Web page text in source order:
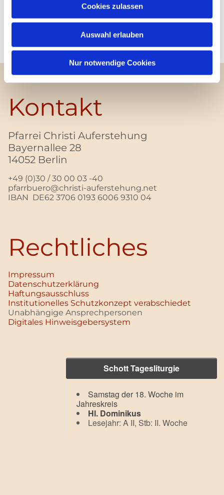
Cookies zulassen
Auswahl erlauben
Nur notwendige Cookies
Kontakt
Pfarrei Christi Auferstehung
Bayernallee 28
14052 Berlin
+49 (0)30 / 30 00 03 -40
pfarrbuero@christi-auferstehung.net
IBAN DE62 3706 0193 6006 9310 04
Rechtliches
Impressum
Datenschutz­erklärung
Haftungsausschluss
Institutionelles Schutzkonzept verabschiedet
Unabhängige Ansprechpersonen
Digitales Hinweisgebersystem
Schott Tagesliturgie
Samstag der 18. Woche im
Jahreskreis
Hl. Dominikus
Lesejahr: A II, Stb: II. Woche